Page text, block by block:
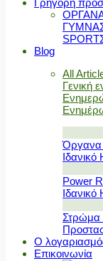
Γρήγορη
SPORT
Blog
All
Γενική
Όργανα
Power
Στρώμα
Ο
Επικοινωνία